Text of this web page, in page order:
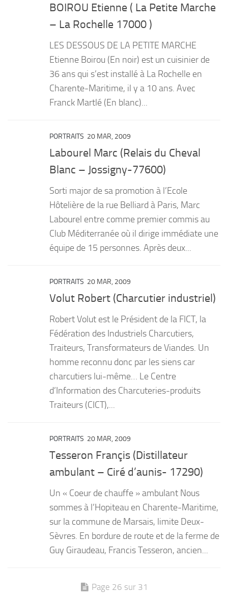
BOIROU Etienne ( La Petite Marche
– La Rochelle 17000 )
LES DESSOUS DE LA PETITE MARCHE
Etienne Boirou (En noir) est un cuisinier de
36 ans qui s’est installé à La Rochelle en
Charente-Maritime, il y a 10 ans. Avec
Franck Martlé (En blanc)...
PORTRAITS 20 MAR, 2009
Labourel Marc (Relais du Cheval
Blanc – Jossigny-77600)
Sorti major de sa promotion à l’Ecole
Hôtelière de la rue Belliard à Paris, Marc
Labourel entre comme premier commis au
Club Méditerranée où il dirige immédiate une
équipe de 15 personnes. Après deux...
PORTRAITS 20 MAR, 2009
Volut Robert (Charcutier industriel)
Robert Volut est le Président de la FICT, la
Fédération des Industriels Charcutiers,
Traiteurs, Transformateurs de Viandes. Un
homme reconnu donc par les siens car
charcutiers lui-même… Le Centre
d’Information des Charcuteries-produits
Traiteurs (CICT),...
PORTRAITS 20 MAR, 2009
Tesseron Françis (Distillateur
ambulant – Ciré d’aunis- 17290)
Un « Coeur de chauffe » ambulant Nous
sommes à l’Hopiteau en Charente-Maritime,
sur la commune de Marsais, limite Deux-
Sèvres. En bordure de route et de la ferme de
Guy Giraudeau, Francis Tesseron, ancien...
Page 26 sur 31